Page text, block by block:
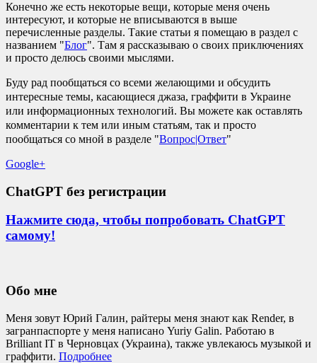
Конечно же есть некоторые вещи, которые меня очень
интересуют, и которые не вписываются в выше
перечисленные разделы. Такие статьи я помещаю в раздел с
названием "Блог". Там я рассказываю о своих приключениях
и просто делюсь своими мыслями.
Буду рад пообщаться со всеми желающими и обсудить
интересные темы, касающиеся джаза, граффити в Украине
или информационных технологий. Вы можете как оставлять
комментарии к тем или иным статьям, так и просто
пообщаться со мной в разделе "Вопрос|Ответ"
Google+
ChatGPT без регистрации
Нажмите сюда, чтобы попробовать ChatGPT
самому!
Обо мне
Меня зовут Юрий Галин, райтеры меня знают как Render, в
загранпаспорте у меня написано Yuriy Galin. Работаю в
Brilliant IT в Черновцах (Украина), также увлекаюсь музыкой и
граффити. Подробнее